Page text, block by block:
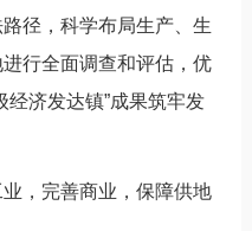
径，科学布局生产、生
行全面调查和评估，优
经济发达镇”成果筑牢发
，完善商业，保障供地